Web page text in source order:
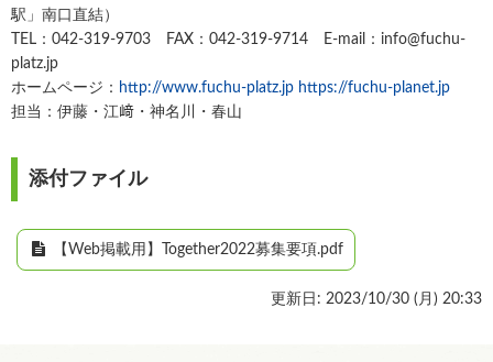
駅」南口直結）
TEL：042-319-9703 FAX：042-319-9714 E-mail：info@fuchu-
platz.jp
ホームページ： http://www.fuchu-platz.jp https://fuchu-planet.jp
担当：伊藤・江﨑・神名川・春山
添付ファイル
【Web掲載用】Together2022募集要項.pdf
更新日: 2023/10/30 ( 月 ) 20:33